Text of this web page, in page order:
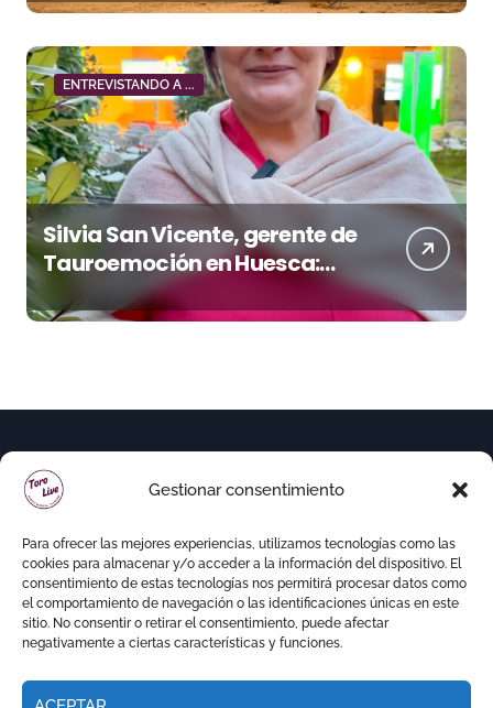
Gestionar consentimiento
Para ofrecer las mejores experiencias, utilizamos tecnologías como las
cookies para almacenar y/o acceder a la información del dispositivo. El
consentimiento de estas tecnologías nos permitirá procesar datos como
el comportamiento de navegación o las identificaciones únicas en este
sitio. No consentir o retirar el consentimiento, puede afectar
negativamente a ciertas características y funciones.
ENTREVISTANDO A ...
Silvia San Vicente, gerente de
Tauroemoción en Huesca:
«Todas las figuras del toreo
quieren venir a esta feria»